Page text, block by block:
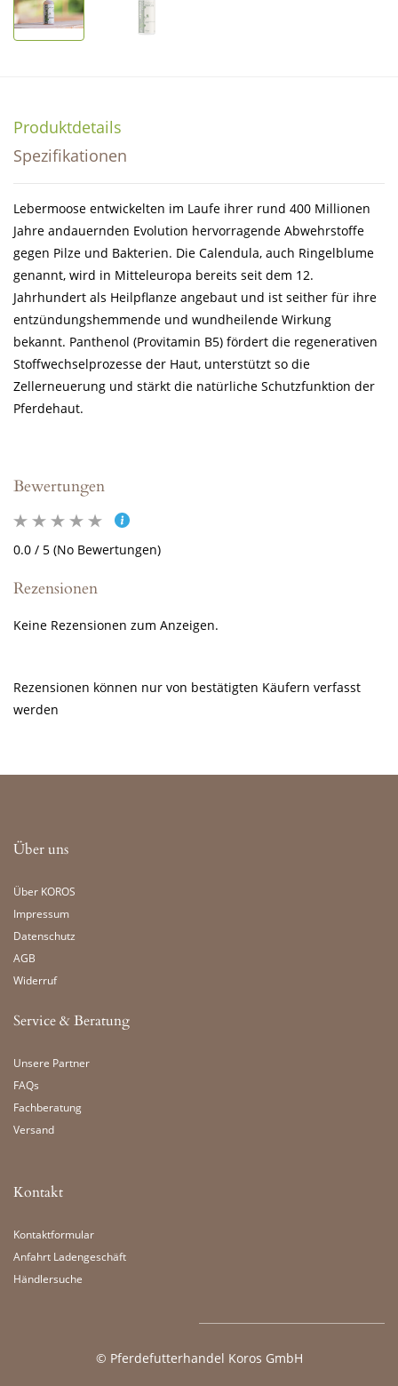
Produktdetails
Spezifikationen
Lebermoose entwickelten im Laufe ihrer rund 400 Millionen
Jahre andauernden Evolution hervorragende Abwehrstoffe
gegen Pilze und Bakterien. Die Calendula, auch Ringelblume
genannt, wird in Mitteleuropa bereits seit dem 12.
Jahrhundert als Heilpﬂanze angebaut und ist seither für ihre
entzündungshemmende und wundheilende Wirkung
bekannt. Panthenol (Provitamin B5) fördert die regenerativen
Stoffwechselprozesse der Haut, unterstützt so die
Zellerneuerung und stärkt die natürliche Schutzfunktion der
Pferdehaut.
Bewertungen
0.0 / 5 (No Bewertungen)
Rezensionen
Keine Rezensionen zum Anzeigen.
Rezensionen können nur von bestätigten Käufern verfasst
werden
Über uns
Über KOROS
Impressum
Datenschutz
AGB
Widerruf
Service & Beratung
Unsere Partner
FAQs
Fachberatung
Versand
Kontakt
Kontaktformular
Anfahrt Ladengeschäft
Händlersuche
© Pferdefutterhandel Koros GmbH